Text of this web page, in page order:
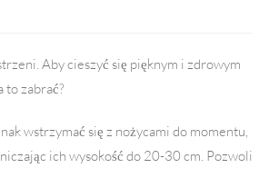
Aby cieszyć się pięknym i zdrowym
to zabrać?
wstrzymać się z nożycami do momentu,
ich wysokość do 20-30 cm. Pozwoli